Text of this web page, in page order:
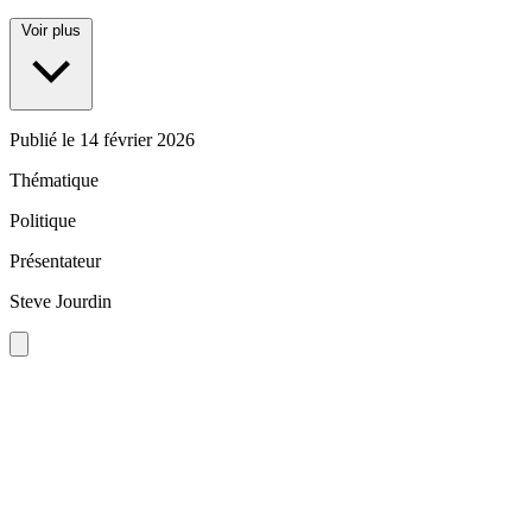
Voir plus
Publié le 14 février 2026
Thématique
Politique
Présentateur
Steve Jourdin